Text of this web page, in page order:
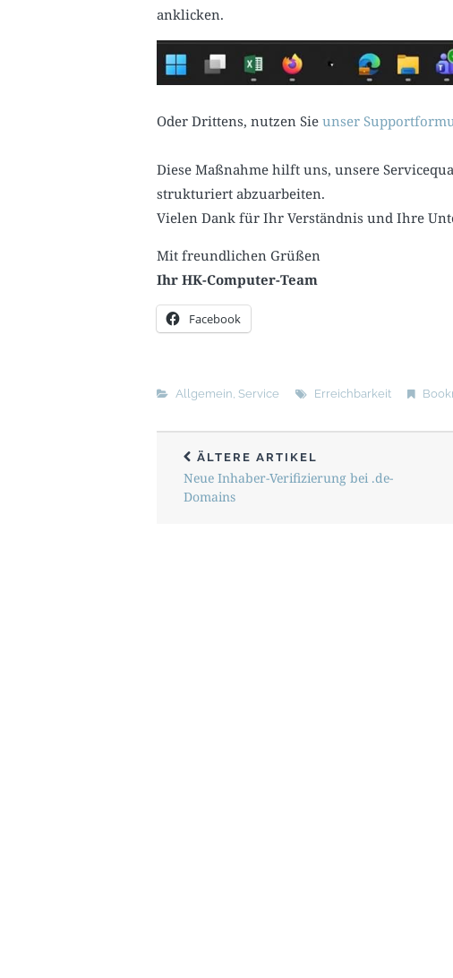
anklicken.
Oder Drittens, nutzen Sie unser
Diese Maßnahme hilft uns, unsere
strukturiert abzuarbeiten.
Vielen Dank für Ihr Verständnis und Ihre
Mit freundlichen Grüßen
Ihr HK-Computer-Team
Facebook
Allgemein Service Erreichbarkeit
ÄLTERE ARTIKEL
Neue Inhaber-Verifizierung bei .de-
Domains